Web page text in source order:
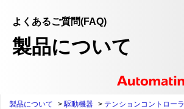
よくあるご質問(FAQ)
製品について
製品について >駆動機器 > テンションコントローラ